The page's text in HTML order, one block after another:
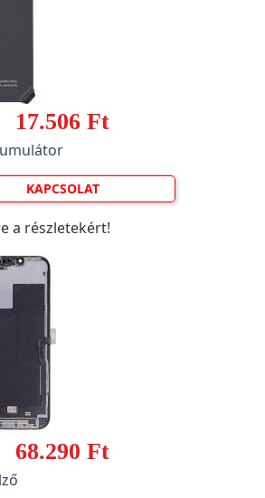
17.506 Ft
KAPCSOLAT
a részletekért!
68.290 Ft